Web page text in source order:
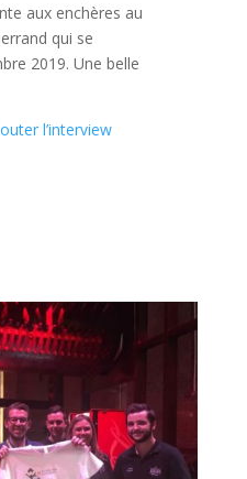
aux enchères au
qui se
2019. Une belle
l’interview